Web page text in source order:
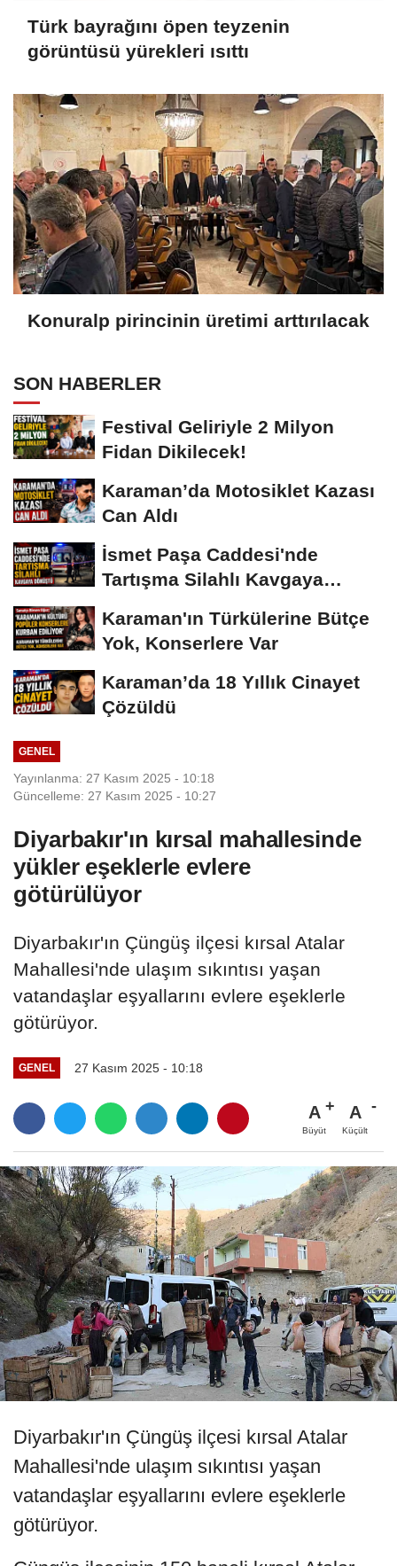
Türk bayrağını öpen teyzenin
görüntüsü yürekleri ısıttı
Konuralp pirincinin üretimi arttırılacak
SON HABERLER
Festival Geliriyle 2 Milyon
Fidan Dikilecek!
Karaman’da Motosiklet Kazası
Can Aldı
İsmet Paşa Caddesi'nde
Tartışma Silahlı Kavgaya
Karaman'ın Türkülerine Bütçe
Yok, Konserlere Var
Karaman’da 18 Yıllık Cinayet
Çözüldü
GENEL
Yayınlanma: 27 Kasım 2025 - 10:18
Güncelleme: 27 Kasım 2025 - 10:27
Diyarbakır'ın kırsal mahallesinde
yükler eşeklerle evlere
götürülüyor
Diyarbakır'ın Çüngüş ilçesi kırsal Atalar
Mahallesi'nde ulaşım sıkıntısı yaşan
vatandaşlar eşyallarını evlere eşeklerle
götürüyor.
GENEL 27 Kasım 2025 - 10:18
A
Büyüt
A
Küçült
Diyarbakır'ın Çüngüş ilçesi kırsal Atalar
Mahallesi'nde ulaşım sıkıntısı yaşan
vatandaşlar eşyallarını evlere eşeklerle
götürüyor.